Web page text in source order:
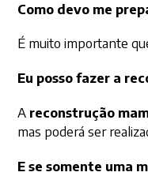
Como devo me
É muito importante
Eu posso fazer a
A reconstrução
mas poderá ser
E se somente uma